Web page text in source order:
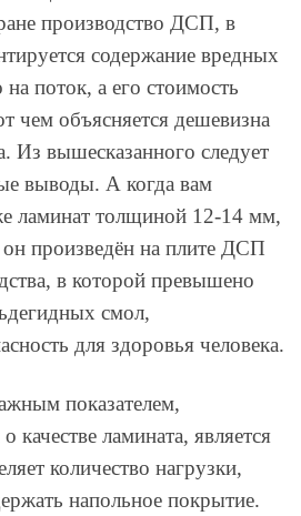
производство ДСП, в
содержание вредных
на поток, а его стоимость
чем объясняется дешевизна
Из вышесказанного следует
выводы. А когда вам
ламинат толщиной 12-14 мм,
он произведён на плите ДСП
в которой превышено
смол,
для здоровья человека.
показателем,
качестве ламината, является
количество нагрузки,
напольное покрытие.